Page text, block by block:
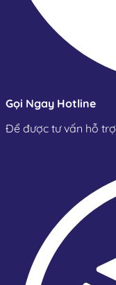
Gọi Ngay Hotline
Để được tư vấn hỗ trợ